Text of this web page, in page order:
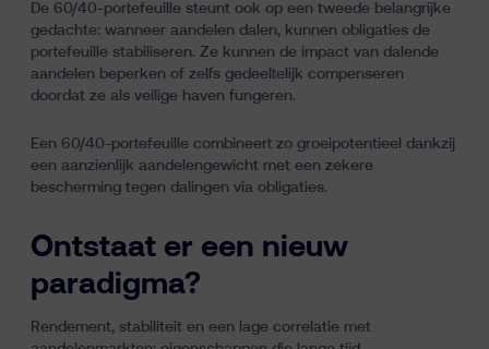
De 60/40-portefeuille steunt ook op een tweede belangrijke
gedachte: wanneer aandelen dalen, kunnen obligaties de
portefeuille stabiliseren. Ze kunnen de impact van dalende
aandelen beperken of zelfs gedeeltelijk compenseren
doordat ze als veilige haven fungeren.
Een 60/40-portefeuille combineert zo groeipotentieel dankzij
een aanzienlijk aandelengewicht met een zekere
bescherming tegen dalingen via obligaties.
Ontstaat er een nieuw
paradigma?
Rendement, stabiliteit en een lage correlatie met